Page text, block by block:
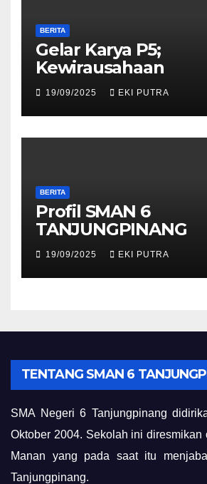
BERITA
Gelar Karya P5;
Kewirausahaan
19/09/2025 EKI PUTRA
BERITA
Profil SMAN 6
TANJUNGPINANG
19/09/2025 EKI PUTRA
TENTANG SMAN 6
SMA Negeri 6 Tanjungpinang
Oktober 2004. Sekolah ini diresmikan
Manan yang pada saat itu
Tanjungpinang.